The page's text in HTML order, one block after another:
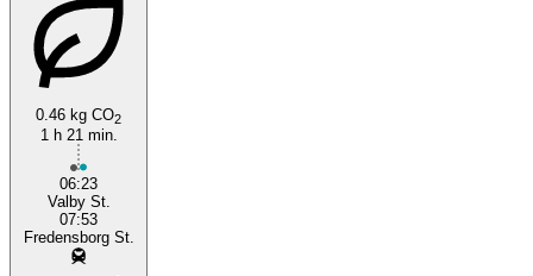
0.46 kg CO2
1 h 21 min.
06:23
Valby St.
07:53
Fredensborg St.